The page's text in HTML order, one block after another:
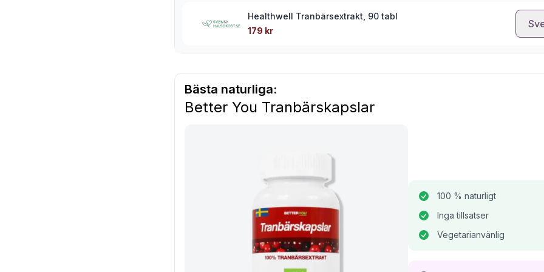
Healthwell Tranbärsextrakt, 90 tabl
179 kr
Bästa naturliga:
Better You Tranbärskapslar
100 % naturligt
Inga tillsatser
Vegetarianvänlig